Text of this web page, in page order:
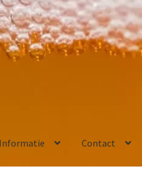
Informatie Contact